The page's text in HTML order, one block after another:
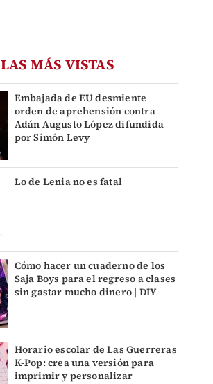
LAS MÁS VISTAS
Embajada de EU desmiente
orden de aprehensión contra
Adán Augusto López difundida
por Simón Levy
Lo de Lenia no es fatal
Cómo hacer un cuaderno de los
Saja Boys para el regreso a clases
sin gastar mucho dinero | DIY
Horario escolar de Las Guerreras
K-Pop: crea una versión para
imprimir y personalizar